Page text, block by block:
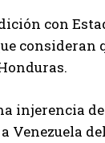
con
injerencia
Venezuela